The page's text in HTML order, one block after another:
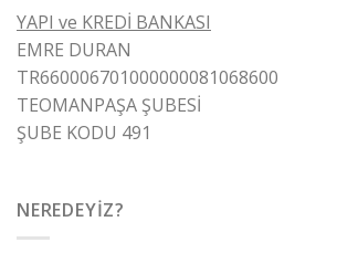
YAPI ve KREDİ BANKASI
EMRE DURAN
TR660006701000000081068600
TEOMANPAŞA ŞUBESİ
ŞUBE KODU 491
NEREDEYIZ?